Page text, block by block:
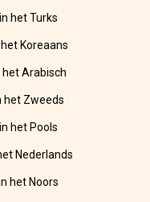
het Turks
Koreaans
Arabisch
het Zweeds
het Pools
Nederlands
het Noors